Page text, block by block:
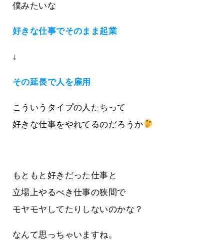
僕みたいな
好きな仕事でそのまま起業
↓
その延長で人を雇用
こういうタイプの人たちって
好きな仕事をやれてるのだろうか
もともと好きだった仕事と
立場上やるべき仕事の狭間で
モヤモヤしてたりしないのかな？
なんて思っちゃいますね。